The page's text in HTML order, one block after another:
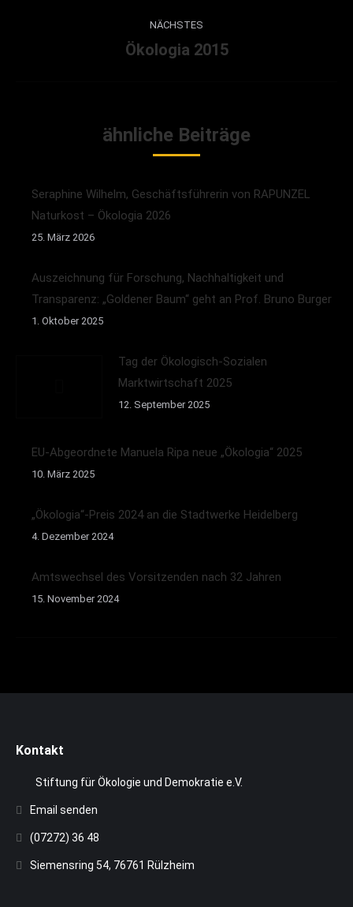
NÄCHSTES
Nächster
Ökologia 2015
ähnliche Beiträge
Seraphine Wilhelm, Geschäftsführerin von RAPUNZEL
Naturkost – Ökologia 2026
25. März 2026
Auszeichnung für Forschung, Nachhaltigkeit und
Transparenz: „Goldener Baum“ geht an Prof. Bruno Burger
1. Oktober 2025
Tag der Ökologisch-Sozialen
Marktwirtschaft 2025
12. September 2025
EU-Abgeordnete Manuela Ripa neue „Ökologia“ 2025
10. März 2025
„Ökologia“-Preis 2024 an die Stadtwerke Heidelberg
4. Dezember 2024
Amtswechsel des Vorsitzenden nach 32 Jahren
15. November 2024
Kontakt
Stiftung für Ökologie und Demokratie e.V.
Email senden
(07272) 36 48
Siemensring 54, 76761 Rülzheim